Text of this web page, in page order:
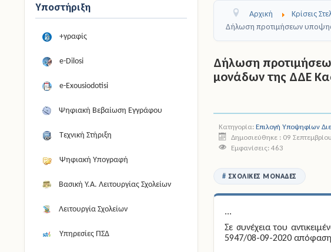
Υποστήριξη
+γραφίς
e-Dilosi
e-Exousiodotisi
Ψηφιακή Βεβαίωση Εγγράφου
Τεχνική Στήριξη
Ψηφιακή Υπογραφή
Βασική Υ.Α. Λειτουργίας Σχολείων
Λειτουργία Σχολείων
Υπηρεσίες ΠΣΔ
Αρχική Κρίσεις
Δήλωση προτιμήσεων
Δήλωση
μονάδων της ΔΔΕ
Κατηγορία:Επιλογή Υποψηφίων
Δημοσιεύθηκε : 09
Εμφανίσεις: 463
ΣΧΟΛΙΚΈΣ ΜΟΝΆΔΕΣ
...
Σε συνέχεια του
5947/08-09-2020